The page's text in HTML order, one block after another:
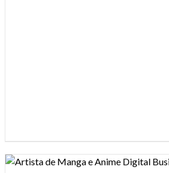
Design preview image